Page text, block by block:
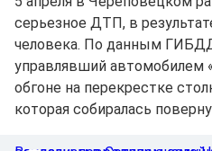
серьезное ДТП, в
человека. По данным
управлявший автомобилем
обгоне на перекрестке
которая собиралась